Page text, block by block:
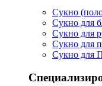
Сукно
Сукно для
Сукно для
Сукно для
Сукно для